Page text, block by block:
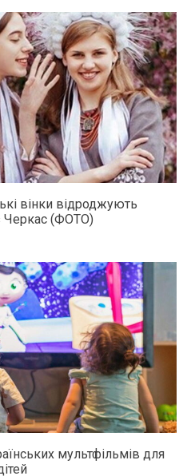
вінки відроджують
Черкас (ФОТО)
мультфільмів для